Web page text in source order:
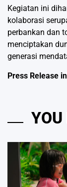
Kegiatan ini
kolaborasi
perbankan dan
menciptakan
generasi
Press Release